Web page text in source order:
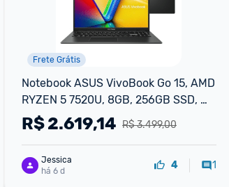
Frete Grátis
Notebook ASUS VivoBook Go 15, AMD
RYZEN 5 7520U, 8GB, 256GB SSD,
KeepOS, Tela 15,6" FHD, Mixed Black
- E1504FA-NJ731
R$ 3.499,00
R$2.619,14
Jessica
há 6 d
4 1